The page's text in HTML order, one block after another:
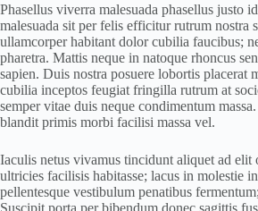
Phasellus viverra malesuada phasellus justo
malesuada sit per felis efficitur rutrum nostra
ullamcorper habitant dolor cubilia faucibus;
pharetra. Mattis neque in natoque rhoncus
sapien. Duis nostra posuere lobortis placerat
cubilia inceptos feugiat fringilla rutrum at
semper vitae duis neque condimentum
blandit primis morbi facilisi massa vel.
Iaculis netus vivamus tincidunt aliquet ad elit
ultricies facilisis habitasse; lacus in molestie
pellentesque vestibulum penatibus
Suscipit porta per bibendum donec sagittis